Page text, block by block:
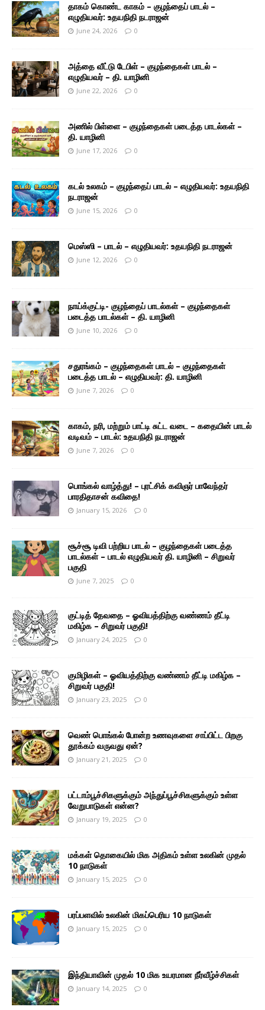
தாகம் கொண்ட காகம் – குழந்தைப் பாடல் –
எழுதியவர்: உதயநிதி நடராஜன்
June 24, 2026 0
அத்தை வீட்டு டேபிள் – குழந்தைகள் பாடல் –
எழுதியவர் – தி. யாழினி
June 22, 2026 0
அணில் பிள்ளை – குழந்தைகள் படைத்த பாடல்கள் –
தி. யாழினி
June 17, 2026 0
கடல் உலகம் – குழந்தைப் பாடல் – எழுதியவர்: உதயநிதி
நடராஜன்
June 15, 2026 0
மெஸ்ஸி – பாடல் – எழுதியவர்: உதயநிதி நடராஜன்
June 12, 2026 0
நாய்க்குட்டி- குழந்தைப் பாடல்கள் – குழந்தைகள்
படைத்த பாடல்கள் – தி. யாழினி
June 10, 2026 0
சதுரங்கம் – குழந்தைகள் பாடல் – குழந்தைகள்
படைத்த பாடல் – எழுதியவர்: தி. யாழினி
June 7, 2026 0
காகம், நரி, மற்றும் பாட்டி சுட்ட வடை – கதையின் பாடல்
வடிவம் – பாடல்: உதயநிதி நடராஜன்
June 7, 2026 0
பொங்கல் வாழ்த்து! – புரட்சிக் கவிஞர் பாவேந்தர்
பாரதிதாசன் கவிதை!
January 15, 2026 0
சூச்சூ டிவி பற்றிய பாடல் – குழந்தைகள் படைத்த
பாடல்கள் – பாடல் எழுதியவர் தி. யாழினி – சிறுவர்
பகுதி
June 7, 2025 0
குட்டித் தேவதை – ஓவியத்திற்கு வண்ணம் தீட்டி
மகிழ்க – சிறுவர் பகுதி!
January 24, 2025 0
குமிழிகள் – ஓவியத்திற்கு வண்ணம் தீட்டி மகிழ்க –
சிறுவர் பகுதி!
January 23, 2025 0
வெண் பொங்கல் போன்ற உணவுகளை சாப்பிட்ட பிறகு
தூக்கம் வருவது ஏன்?
January 21, 2025 0
பட்டாம்பூச்சிகளுக்கும் அந்துப்பூச்சிகளுக்கும் உள்ள
வேறுபாடுகள் என்ன?
January 19, 2025 0
மக்கள் தொகையில் மிக அதிகம் உள்ள உலகின் முதல்
10 நாடுகள்
January 15, 2025 0
பரப்பளவில் உலகின் மிகப்பெரிய 10 நாடுகள்
January 15, 2025 0
இந்தியாவின் முதல் 10 மிக உயரமான நீர்வீழ்ச்சிகள்
January 14, 2025 0